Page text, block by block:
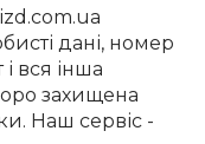
дані, номер
вся інша
захищена
Наш сервіс -